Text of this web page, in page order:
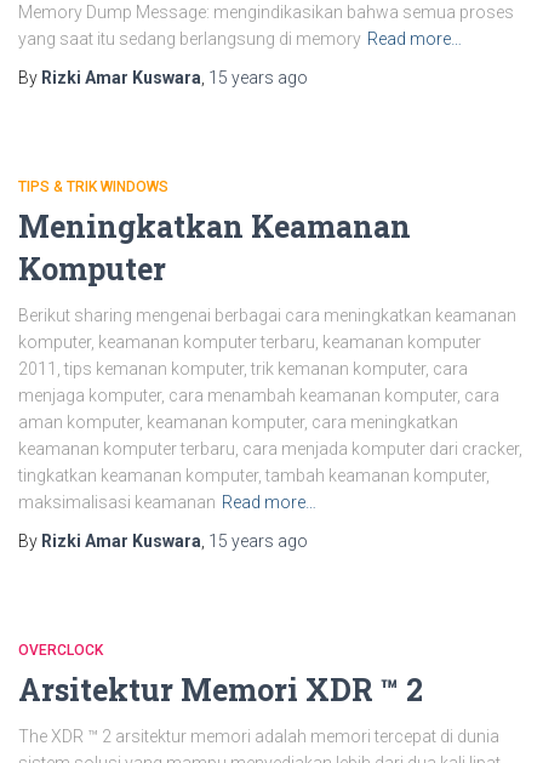
Memory Dump Message: mengindikasikan bahwa semua proses
yang saat itu sedang berlangsung di memory Read more…
By Rizki Amar Kuswara 15 years ago
TIPS & TRIK WINDOWS
Meningkatkan Keamanan
Komputer
Berikut sharing mengenai berbagai cara meningkatkan keamanan
komputer, keamanan komputer terbaru, keamanan komputer
2011, tips kemanan komputer, trik kemanan komputer, cara
menjaga komputer, cara menambah keamanan komputer, cara
aman komputer, keamanan komputer, cara meningkatkan
keamanan komputer terbaru, cara menjada komputer dari cracker,
tingkatkan keamanan komputer, tambah keamanan komputer,
maksimalisasi keamanan Read more…
By Rizki Amar Kuswara 15 years ago
OVERCLOCK
Arsitektur Memori XDR ™ 2
The XDR ™ 2 arsitektur memori adalah memori tercepat di dunia